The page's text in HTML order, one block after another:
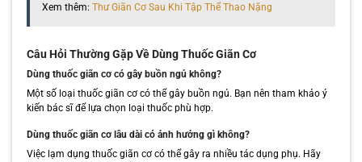
Xem thêm: Thư Giãn Cơ Sau Khi Tập Thể Thao Nặng
Câu Hỏi Thường Gặp Về Dùng Thuốc Giãn Cơ
Dùng thuốc giãn cơ có gây buồn ngủ không?
Một số loại thuốc giãn cơ có thể gây buồn ngủ. Bạn nên tham khảo ý
kiến bác sĩ để lựa chọn loại thuốc phù hợp.
Dùng thuốc giãn cơ lâu dài có ảnh hưởng gì không?
Việc lạm dụng thuốc giãn cơ có thể gây ra nhiều tác dụng phụ. Hãy